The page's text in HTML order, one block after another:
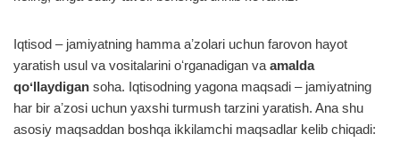
Iqtisod – jamiyatning hamma aʼzolari uchun farovon hayot
yaratish usul va vositalarini oʻrganadigan va amalda
qoʻllaydigan soha. Iqtisodning yagona maqsadi – jamiyatning
har bir aʼzosi uchun yaxshi turmush tarzini yaratish. Ana shu
asosiy maqsaddan boshqa ikkilamchi maqsadlar kelib chiqadi: